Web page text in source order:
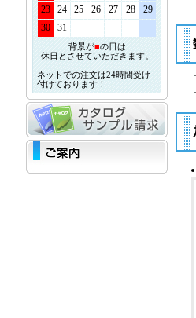
23
24 25 26 27 28
29
30
31
背景が■の日は
休日とさせていただきます。
ネットでの注文は24時間受け
付けております！